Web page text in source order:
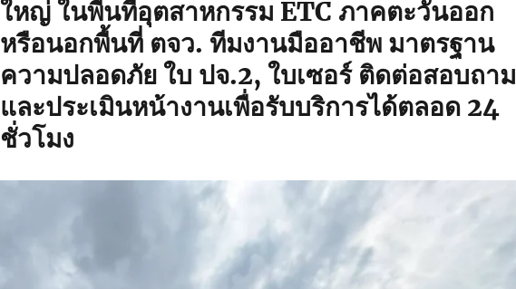
ใหญ่ ในพื้นที่อุตสาหกรรม ETC ภาคตะวันออก
หรือนอกพื้นที่ ตจว. ทีมงานมืออาชีพ มาตรฐาน
ความปลอดภัย ใบ ปจ.2, ใบเซอร์ ติดต่อสอบถาม
และประเมินหน้างานเพื่อรับบริการได้ตลอด 24
ชั่วโมง